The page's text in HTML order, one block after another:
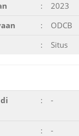
:
2023
:
ODCB
: Situs
: -
:
-